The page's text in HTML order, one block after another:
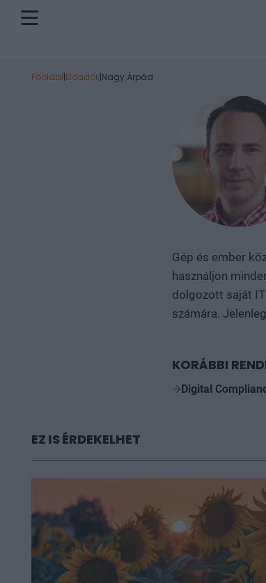
Főoldal|Előadók|Nagy Árpád
Gép és ember
használjon
dolgozott saját
számára.
KORÁBBI
Digital
EZ IS ÉRDEKELHET